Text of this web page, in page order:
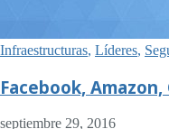
Infraestructuras, Líderes,
Facebook,
septiembre 29, 2016